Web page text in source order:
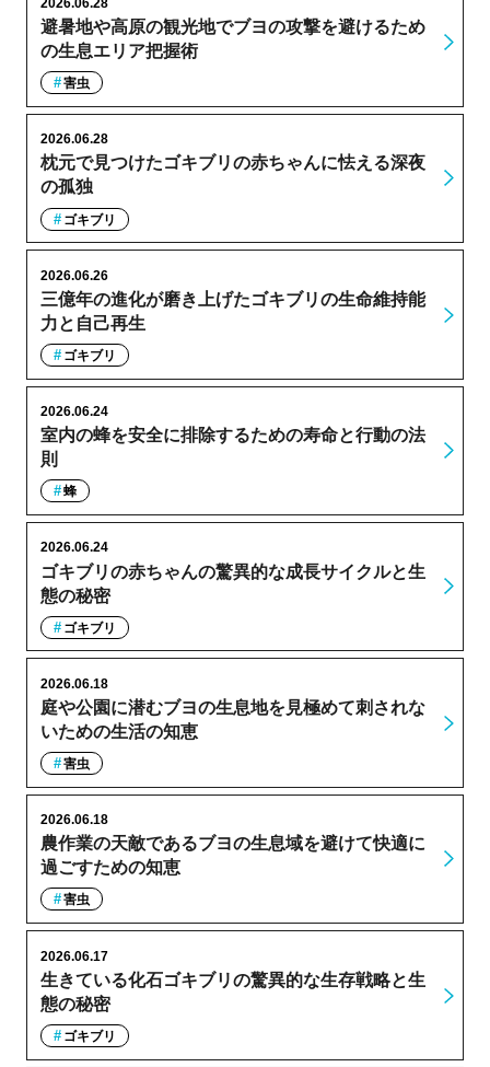
避暑地や高原の観光地でブヨの攻撃を避けるため
の生息エリア把握術
2026.06.28
害虫
枕元で見つけたゴキブリの赤ちゃんに怯える深夜
の孤独
2026.06.28
ゴキブリ
三億年の進化が磨き上げたゴキブリの生命維持能
力と自己再生
2026.06.26
ゴキブリ
室内の蜂を安全に排除するための寿命と行動の法
則
2026.06.24
蜂
ゴキブリの赤ちゃんの驚異的な成長サイクルと生
態の秘密
2026.06.24
ゴキブリ
庭や公園に潜むブヨの生息地を見極めて刺されな
いための生活の知恵
2026.06.18
害虫
農作業の天敵であるブヨの生息域を避けて快適に
過ごすための知恵
2026.06.18
害虫
生きている化石ゴキブリの驚異的な生存戦略と生
態の秘密
2026.06.17
ゴキブリ